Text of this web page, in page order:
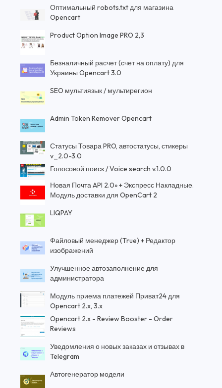
Оптимальный robots.txt для магазина
Opencart
Product Option Image PRO 2,3
Безналичный расчет (счет на оплату) для
Украины Opencart 3.0
SEO мультиязык / мультирегион
Admin Token Remover Opencart
Статусы Товара PRO, автостатусы, стикеры
v_2.0-3.0
Голосовой поиск / Voice search v.1.0.0
Новая Почта API 2.0» + Экспресс Накладные.
Модуль доставки для OpenCart 2
LIQPAY
Файловый менеджер (True) + Редактор
изображений
Улучшенное автозаполнение для
администратора
Модуль приема платежей Приват24 для
Opencart 2.x, 3.x
Opencart 2.x - Review Booster - Order
Reviews
Уведомления о новых заказах и отзывах в
Telegram
Автогенератор модели